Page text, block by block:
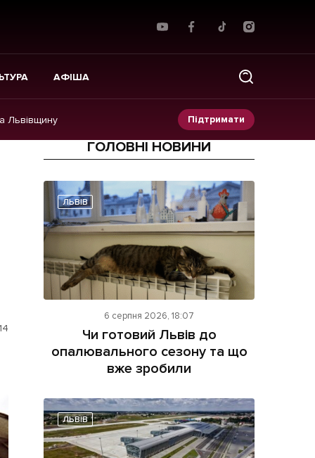
АФІША
Львівщину Підтримати
Прес-релізи
Фото/Відео
Made in Lviv
на сайті
ГОЛОВНІ НОВИНИ
ЛЬВІВ
6 серпня 2026, 18:07
Чи готовий Львів до
опалювального сезону та що
вже зробили
ЛЬВІВ